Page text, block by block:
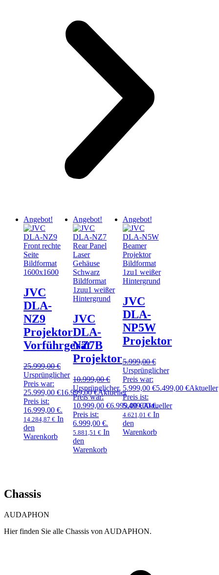
Angebot!
JVC
DLA-
NZ9
Projektor
Vorführgerät
25.999,00€
Ursprünglicher
Preis war:
25.999,00 €16.999,00€Aktueller
Preis ist:
16.999,00 €.
14.284,87 € In
den
Warenkorb
Angebot!
JVC
DLA-
NZ7B
Projektor
10.999,00€
Ursprünglicher
Preis war:
10.999,00 €6.999,00€Aktueller
Preis ist:
6.999,00 €.
5.881,51€ In
den
Warenkorb
Angebot!
JVC
DLA-
NP5W
Projektor
5.999,00€
Ursprünglicher
Preis war:
5.999,00 €5.499,00 €Aktueller
Preis ist:
5.499,00 €.
4.621,01 € In
den
Warenkorb
Chassis
AUDAPHON
Hier finden Sie alle Chassis von AUDAPHON.